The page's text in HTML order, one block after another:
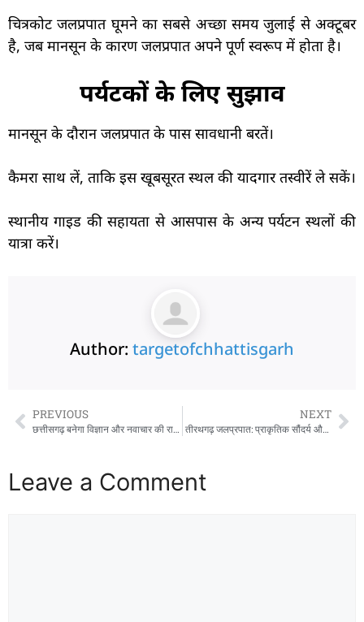
चित्रकोट जलप्रपात घूमने का सबसे अच्छा समय जुलाई से अक्टूबर
है, जब मानसून के कारण जलप्रपात अपने पूर्ण स्वरूप में होता है।
पर्यटकों के लिए सुझाव
मानसून के दौरान जलप्रपात के पास सावधानी बरतें।
कैमरा साथ लें, ताकि इस खूबसूरत स्थल की यादगार तस्वीरें ले सकें।
स्थानीय गाइड की सहायता से आसपास के अन्य पर्यटन स्थलों की
यात्रा करें।
Author: targetofchhattisgarh
PREVIOUS
छत्तीसगढ़ बनेगा विज्ञान और नवाचार की राजधानी : मुख्यमंत्री साय
NEXT
तीरथगढ़ जलप्रपात: प्राकृतिक सौंदर्य और शांति का संगम
Leave a Comment